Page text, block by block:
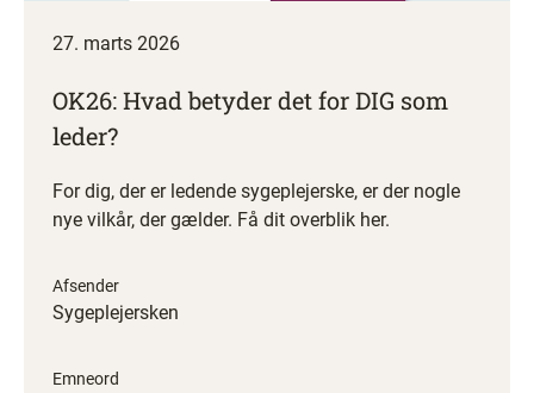
27. marts 2026
OK26: Hvad betyder det for DIG som
leder?
For dig, der er ledende sygeplejerske, er der nogle
nye vilkår, der gælder. Få dit overblik her.
Afsender
Sygeplejersken
Emneord